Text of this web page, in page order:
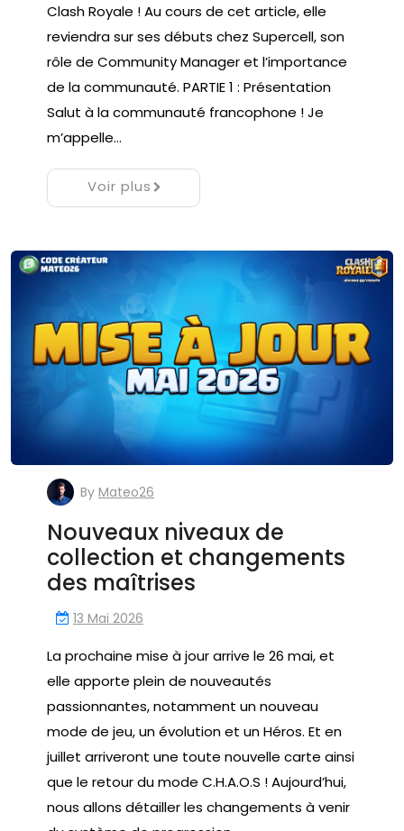
Clash Royale ! Au cours de cet article, elle
reviendra sur ses débuts chez Supercell, son
rôle de Community Manager et l’importance
de la communauté. PARTIE 1 : Présentation
Salut à la communauté francophone ! Je
m’appelle…
Voir plus
By Mateo26
Nouveaux niveaux de
collection et changements
des maîtrises
13 Mai 2026
La prochaine mise à jour arrive le 26 mai, et
elle apporte plein de nouveautés
passionnantes, notamment un nouveau
mode de jeu, un évolution et un Héros. Et en
juillet arriveront une toute nouvelle carte ainsi
que le retour du mode C.H.A.O.S ! Aujourd’hui,
nous allons détailler les changements à venir